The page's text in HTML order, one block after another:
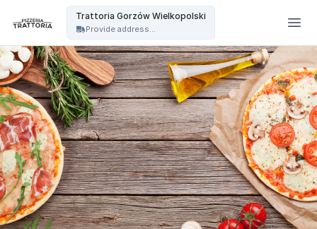
Trattoria Gorzów Wielkopolski
Provide address...